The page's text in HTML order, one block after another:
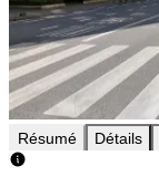
Résumé Détails